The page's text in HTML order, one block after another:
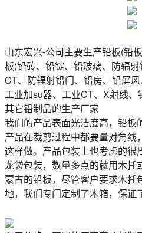
山东宏兴-公司主要生产铅板(铅
板)铅砖、铅锭、铅玻璃、防辐射
CT、防辐射铅门、铅房、铅屏风
工业加su器、工业CT、X射线
其它铅制品的生产厂家
我们的产品表面光洁度高，铅板
产品在裁剪过程中都要量对角线
这样做。 产品包装上也考虑的很
龙袋包装，数量多点的就用木托
蒙古的铅板，尽管客户要求木托
地，我们专门定制了木箱，保证